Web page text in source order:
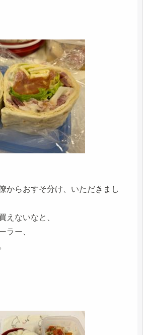
からおすそ分け、いただきまし
えないなと、
ラー、